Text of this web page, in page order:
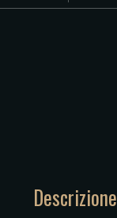
Descrizione